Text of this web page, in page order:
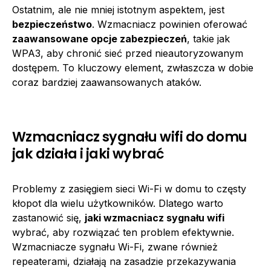
Ostatnim, ale nie mniej istotnym aspektem, jest
bezpieczeństwo. Wzmacniacz powinien oferować
zaawansowane opcje zabezpieczeń, takie jak
WPA3, aby chronić sieć przed nieautoryzowanym
dostępem. To kluczowy element, zwłaszcza w dobie
coraz bardziej zaawansowanych ataków.
Wzmacniacz sygnału wifi do domu
jak działa i jaki wybrać
Problemy z zasięgiem sieci Wi-Fi w domu to częsty
kłopot dla wielu użytkowników. Dlatego warto
zastanowić się, jaki wzmacniacz sygnału wifi
wybrać, aby rozwiązać ten problem efektywnie.
Wzmacniacze sygnału Wi-Fi, zwane również
repeaterami, działają na zasadzie przekazywania